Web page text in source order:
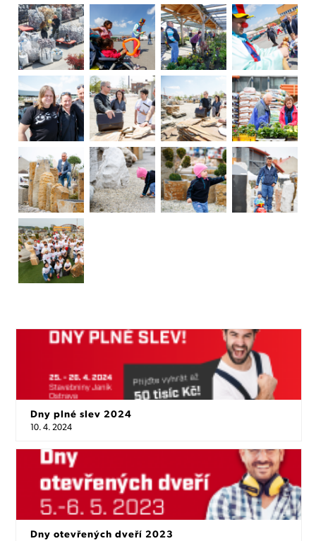
Dny plné slev 2024
10. 4. 2024
Dny otevřených dveří 2023